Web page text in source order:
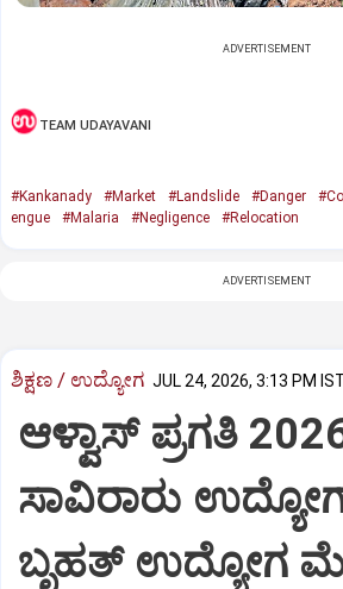
ADVERTISEMENT
TEAM UDAYAVANI
#Kankanady #Market #Landslide #Danger
engue
#Malaria #Negligence #Relocation
ADVERTISEMENT
ಶಿಕ್ಷಣ / ಉದ್ಯೋಗ JUL 24, 2026, 3:13 PM
ಆಳ್ವಾಸ್ ಪ್ರಗತಿ
ಸಾವಿರಾರು
ಬೃಹತ್ ಉದ್ಯೋಗ